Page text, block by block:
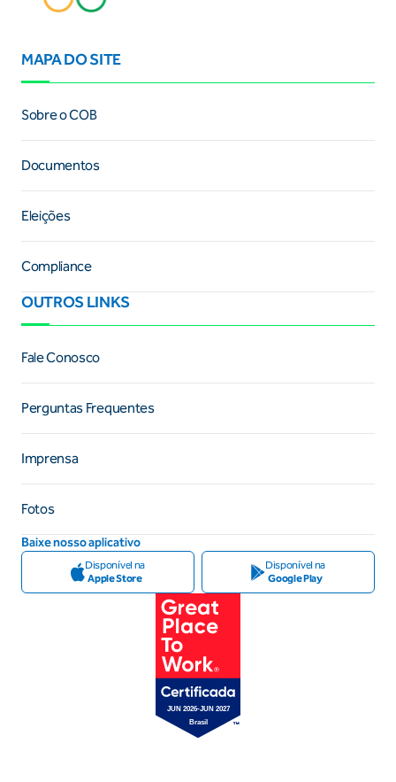
MAPA DO SITE
Sobre o COB
Documentos
Eleições
Compliance
OUTROS LINKS
Fale Conosco
Perguntas Frequentes
Imprensa
Fotos
Baixe nosso aplicativo
Disponível na
Apple Store
Disponível na
Google Play